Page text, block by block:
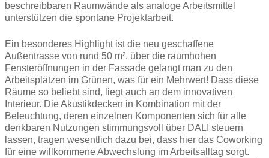
beschreibbaren Raumwände als analoge Arbeitsmittel
unterstützen die spontane Projektarbeit.
Ein besonderes Highlight ist die neu geschaffene
Außentrasse von rund 50 m², über die raumhohen
Fensteröffnungen in der Fassade gelangt man zu den
Arbeitsplätzen im Grünen, was für ein Mehrwert! Dass diese
Räume so beliebt sind, liegt auch an dem innovativen
Interieur. Die Akustikdecken in Kombination mit der
Beleuchtung, deren einzelnen Komponenten sich für alle
denkbaren Nutzungen stimmungsvoll über DALI steuern
lassen, tragen wesentlich dazu bei, dass hier das Coworking
für eine willkommene Abwechslung im Arbeitsalltag sorgt.